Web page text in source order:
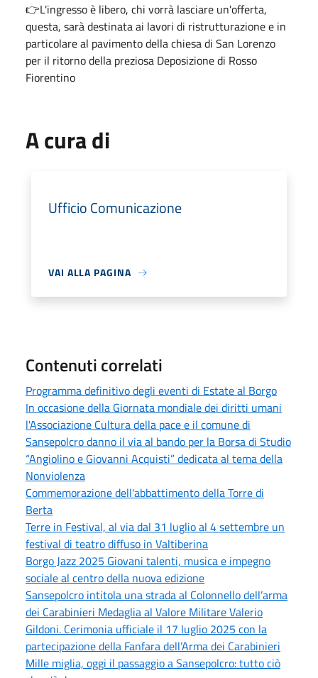
👉L'ingresso è libero, chi vorrà lasciare un'offerta,
questa, sarà destinata ai lavori di ristrutturazione e in
particolare al pavimento della chiesa di San Lorenzo
per il ritorno della preziosa Deposizione di Rosso
Fiorentino
A cura di
Ufficio Comunicazione
VAI ALLA PAGINA
Contenuti correlati
Programma definitivo degli eventi di Estate al Borgo
In occasione della Giornata mondiale dei diritti umani
l'Associazione Cultura della pace e il comune di
Sansepolcro danno il via al bando per la Borsa di Studio
“Angiolino e Giovanni Acquisti” dedicata al tema della
Nonviolenza
Commemorazione dell'abbattimento della Torre di
Berta
Terre in Festival, al via dal 31 luglio al 4 settembre un
festival di teatro diffuso in Valtiberina
Borgo Jazz 2025 Giovani talenti, musica e impegno
sociale al centro della nuova edizione
Sansepolcro intitola una strada al Colonnello dell’arma
dei Carabinieri Medaglia al Valore Militare Valerio
Gildoni. Cerimonia ufficiale il 17 luglio 2025 con la
partecipazione della Fanfara dell’Arma dei Carabinieri
Mille miglia, oggi il passaggio a Sansepolcro: tutto ciò